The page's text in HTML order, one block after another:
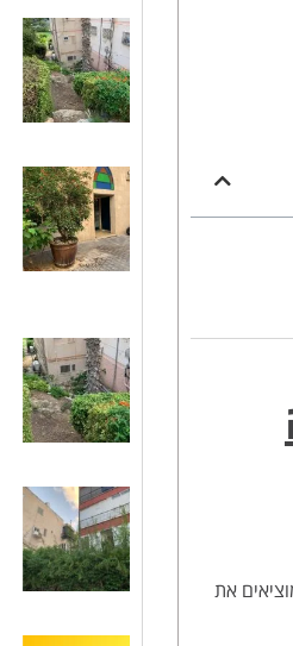
השנים 2017 ל 2020 וכעת בשנת 2025 זוכים רבים מוציאים את